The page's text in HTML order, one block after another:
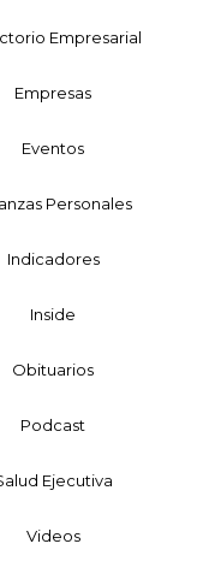
Empresarial
Empresas
Eventos
Personales
Indicadores
Inside
Obituarios
Podcast
Ejecutiva
Videos